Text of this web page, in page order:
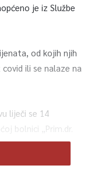
je iz Službe
od kojih njih
ili se nalaze na
liječi se 14
bolnici „Prim.dr.